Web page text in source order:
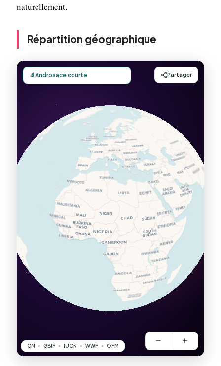
naturellement.
Répartition géographique